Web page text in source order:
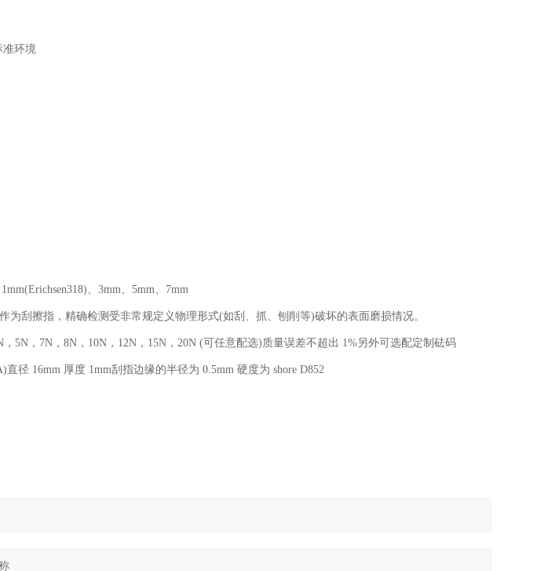
环境
、3mm、5mm、7mm
刮擦指，精确检测受非常规定义物理形式(如刮、抓、刨削等)破坏的表面磨损情况。
，7N，8N，10N，12N，15N，20N (可任意配选)质量误差不超出 1%另外可选配定制砝码
16mm 厚度 1mm刮指边缘的半径为 0.5mm 硬度为 shore D852